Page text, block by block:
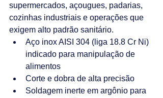
supermercados, açougues, padarias,
cozinhas industriais e operações que
exigem alto padrão sanitário.
Aço inox AISI 304 (liga 18.8 Cr Ni)
indicado para manipulação de
alimentos
Corte e dobra de alta precisão
Soldagem inerte em argônio para